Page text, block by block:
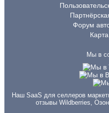
Форум
Мы в
Наш SaaS для селлеров
отзывы Wildberries,